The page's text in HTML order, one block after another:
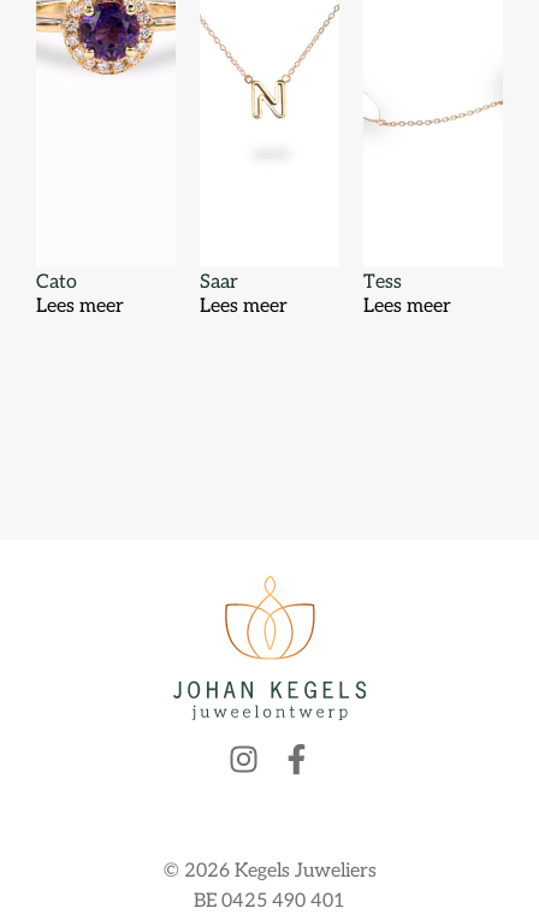
Cato
Lees meer
Saar
Lees meer
Tess
Lees meer
© 2026 Kegels Juweliers
BE 0425 490 401